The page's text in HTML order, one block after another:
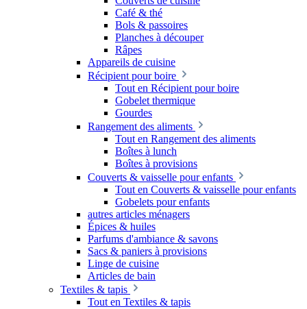
Café & thé
Bols & passoires
Planches à découper
Râpes
Appareils de cuisine
Récipient pour boire
Tout en Récipient pour boire
Gobelet thermique
Gourdes
Rangement des aliments
Tout en Rangement des aliments
Boîtes à lunch
Boîtes à provisions
Couverts & vaisselle pour enfants
Tout en Couverts & vaisselle pour enfants
Gobelets pour enfants
autres articles ménagers
Épices & huiles
Parfums d'ambiance & savons
Sacs & paniers à provisions
Linge de cuisine
Articles de bain
Textiles & tapis
Tout en Textiles & tapis